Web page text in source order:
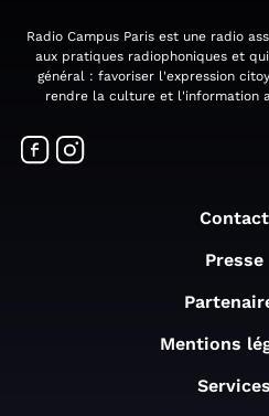
Radio Campus Paris est une radio
aux pratiques radiophoniques et
général : favoriser l'expression
rendre la culture et l'information
Contact
Presse
Mentions
Services